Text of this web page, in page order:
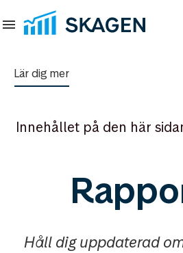
Lär dig mer
Innehållet på den här
Håll dig uppdaterad